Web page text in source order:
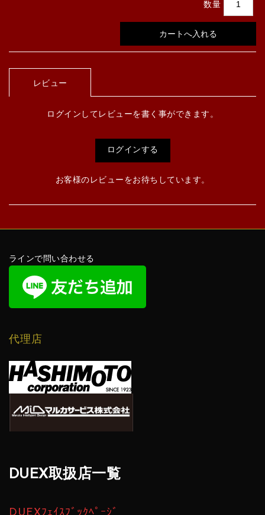
数量
レビュー
ログインしてレビューを書く事ができます。
ログインする
お客様のレビューをお待ちしています。
ラインで問い合わせる
代理店
DUEX取扱店一覧
DUEXﾌｪｲｽﾌﾞｯｸﾍﾟｰｼﾞ